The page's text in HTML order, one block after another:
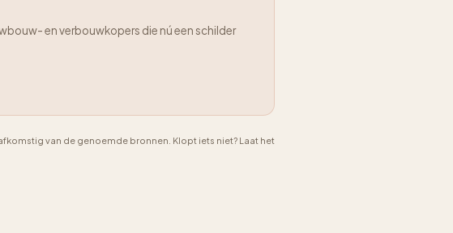
en verbouwkopers die nú een schilder
van de genoemde bronnen. Klopt iets niet? Laat het